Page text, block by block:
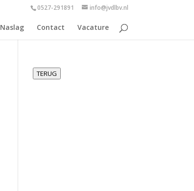
0527-291891 info@jvdlbv.nl
Naslag Contact Vacature
TERUG